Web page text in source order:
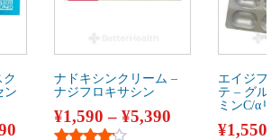
ン
ナドキシンクリーム –
ナジフロキサシン
¥1,590 – ¥5,390
エイジフ
テ – グル
ミンC/αリ
¥1,550